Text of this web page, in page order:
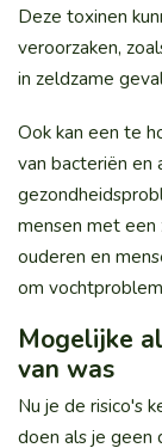
Deze toxinen
veroorzaken,
in zeldzame
Ook kan een te
van bacteriën en
mensen met een
ouderen en
om
Mogelijke
van was
Nu je de risico's
doen als je geen